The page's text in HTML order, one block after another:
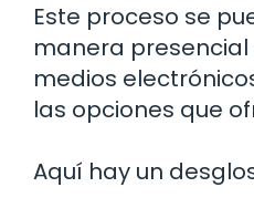
Este proceso se
manera
medios
las opciones que
Aquí hay un